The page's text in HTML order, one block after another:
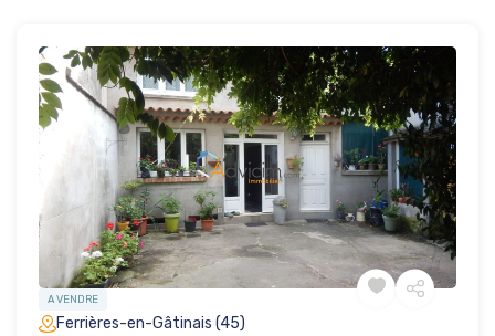
A VENDRE
Ferrières-en-Gâtinais (45)